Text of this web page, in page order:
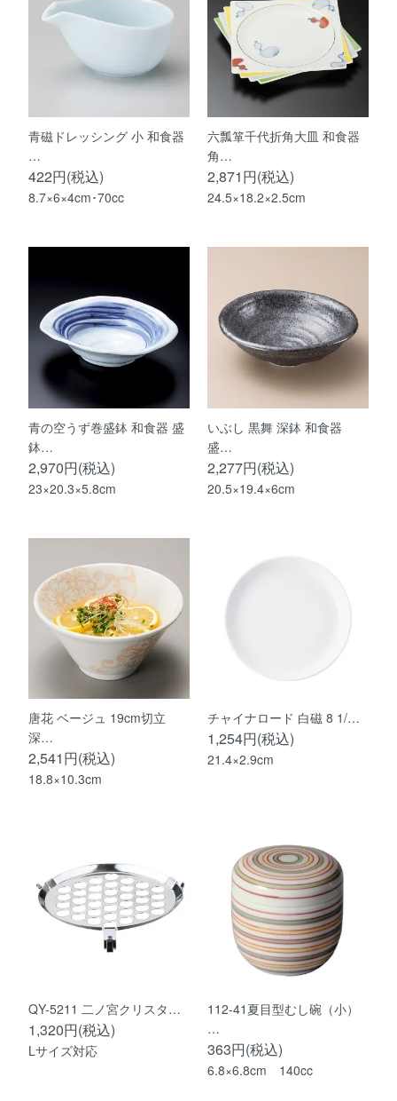
青磁ドレッシング 小 和食器
…
422円(税込)
8.7×6×4cm･70cc
六瓢箪千代折角大皿 和食器
角…
2,871円(税込)
24.5×18.2×2.5cm
青の空うず巻盛鉢 和食器 盛
鉢…
2,970円(税込)
23×20.3×5.8cm
いぶし 黒舞 深鉢 和食器
盛…
2,277円(税込)
20.5×19.4×6cm
唐花 ベージュ 19cm切立
深…
2,541円(税込)
18.8×10.3cm
チャイナロード 白磁 8 1/…
1,254円(税込)
21.4×2.9cm
QY-5211 二ノ宮クリスタ…
1,320円(税込)
Lサイズ対応
112-41夏目型むし碗（小）
…
363円(税込)
6.8×6.8cm 140cc